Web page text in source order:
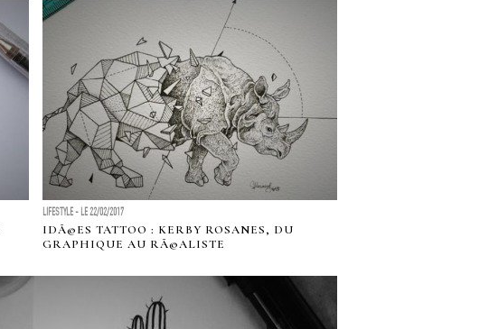
LIFESTYLE - LE 22/02/2017
IDÃ©ES TATTOO : KERBY ROSANES, DU
GRAPHIQUE AU RÃ©ALISTE